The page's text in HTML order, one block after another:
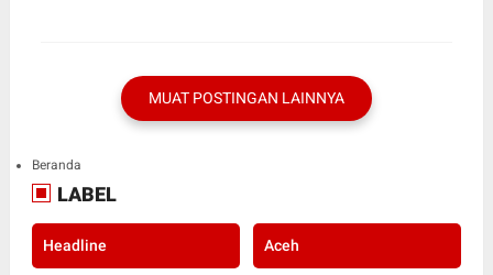
MUAT POSTINGAN LAINNYA
Beranda
LABEL
Headline Aceh